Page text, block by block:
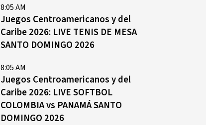
8:05 AM
Juegos Centroamericanos y del
Caribe 2026: LIVE TENIS DE MESA
SANTO DOMINGO 2026
8:05 AM
Juegos Centroamericanos y del
Caribe 2026: LIVE SOFTBOL
COLOMBIA vs PANAMÁ SANTO
DOMINGO 2026